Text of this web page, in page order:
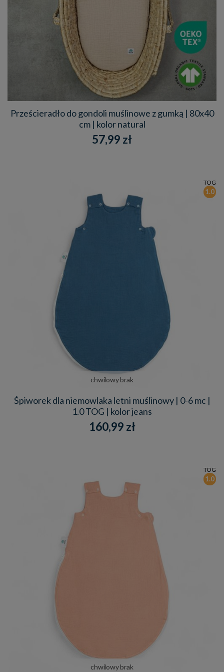
Prześcieradło do gondoli muślinowe z gumką | 80x40
cm | kolor natural
57,99 zł
TOG
1.0
chwilowy brak
Śpiworek dla niemowlaka letni muślinowy | 0-6 mc |
1.0 TOG | kolor jeans
160,99 zł
TOG
1.0
chwilowy brak